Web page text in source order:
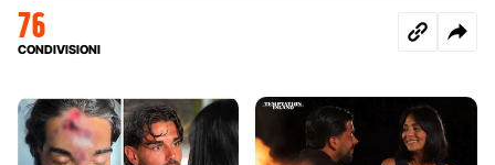
76
CONDIVISIONI